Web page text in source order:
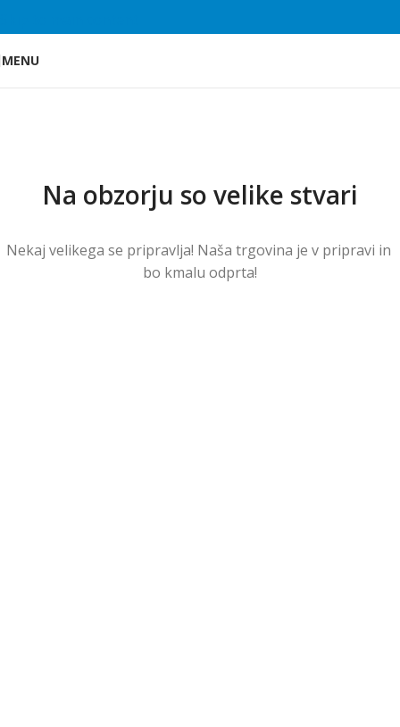
MENU
Na obzorju so velike stvari
Nekaj ​​velikega se pripravlja! Naša trgovina je v pripravi in ​​
bo kmalu odprta!